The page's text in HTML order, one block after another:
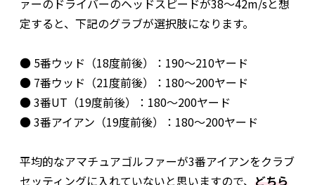
ァーのドライバーのヘッドスピードが38〜42m/sと想
定すると、下記のグラブが選択肢になります。
● 5番ウッド（18度前後）：190〜210ヤード
● 7番ウッド（21度前後）：180〜200ヤード
● 3番UT（19度前後）：180〜200ヤード
● 3番アイアン（19度前後）：180〜200ヤード
平均的なアマチュアゴルファーが3番アイアンをクラブ
セッティングに入れていないと思いますので、 どちら